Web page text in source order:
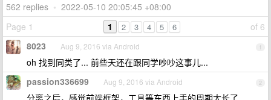
562 replies • 2022-05-10 20:05:45 +08:00
Page 1
of 6
1 2 3 4 5 6
1
8023 Aug 9, 2016 via Android
oh 找到同类了... 前些天还在跟同学吵吵这事儿...
2
passion336699 Aug 9, 2016 via Android
分离之后，感觉前端框架，工具等东西上手的周期太长了